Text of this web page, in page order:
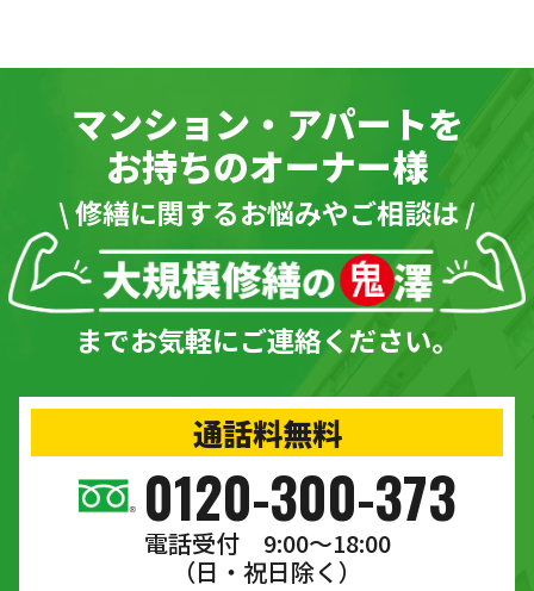
マンション・アパートを
お持ちのオーナー様
\ 修繕に関するお悩みやご相談は /
までお気軽にご連絡ください。
通話料無料
0120-300-373
電話受付 9:00〜18:00
（日・祝日除く）